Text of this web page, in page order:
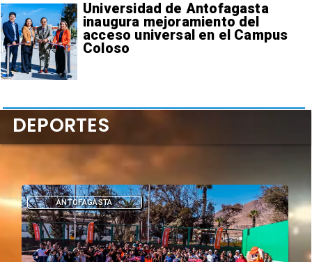
Universidad de Antofagasta
inaugura mejoramiento del
acceso universal en el Campus
Coloso
DEPORTES
DEPORTES